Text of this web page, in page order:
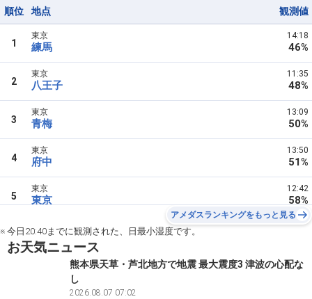
順位 地点 観測値
1
東京
練馬
14:18
46%
2
東京
八王子
11:35
48%
3
東京
青梅
13:09
50%
4
東京
府中
13:50
51%
5
東京
東京
12:42
58%
アメダスランキングをもっと見る
※ 今日20:40までに観測された、日最小湿度です。
お天気ニュース
熊本県天草・芦北地方で地震 最大震度3 津波の心配な
し
2026.08.07 07:02